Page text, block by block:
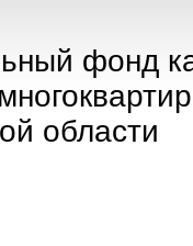
фонд
области